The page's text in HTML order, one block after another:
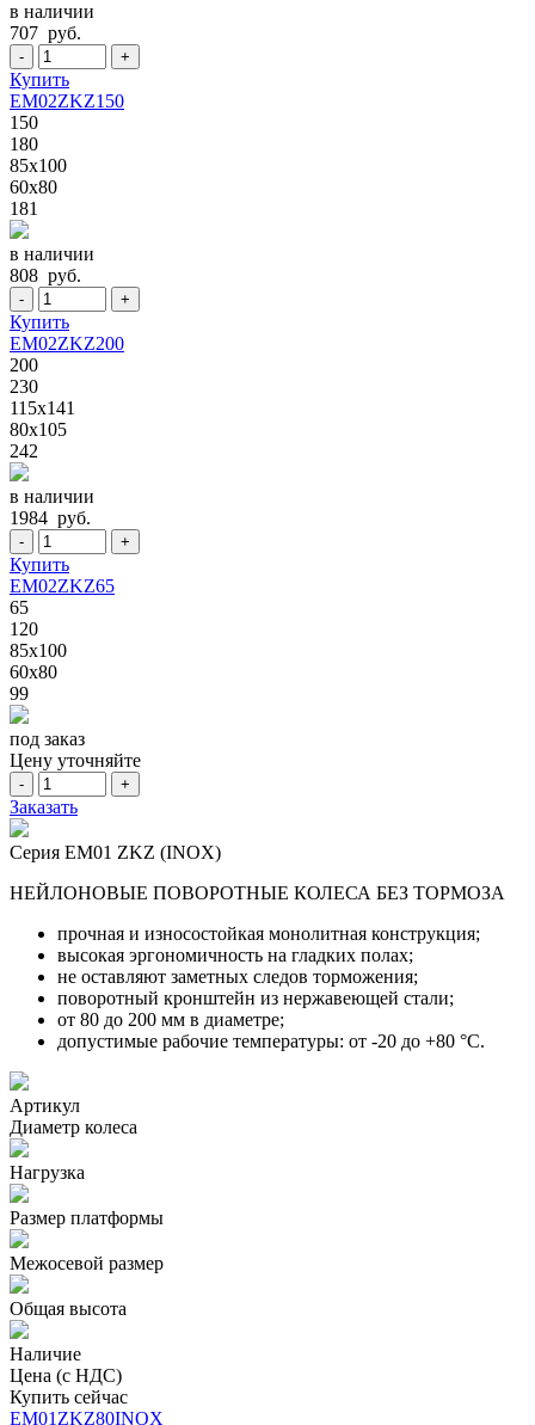
в наличии
707 руб.
- +
Купить
EM02ZKZ150
150
180
85x100
60x80
181
в наличии
808 руб.
- +
Купить
EM02ZKZ200
200
230
115x141
80x105
242
в наличии
1984 руб.
- +
Купить
EM02ZKZ65
65
120
85x100
60x80
99
под заказ
Цену уточняйте
- +
Заказать
Серия EM01 ZKZ (INOX)
НЕЙЛОНОВЫЕ ПОВОРОТНЫЕ КОЛЕСА БЕЗ ТОРМОЗА
прочная и износостойкая монолитная конструкция;
высокая эргономичность на гладких полах;
не оставляют заметных следов торможения;
поворотный кронштейн из нержавеющей стали;
от 80 до 200 мм в диаметре;
допустимые рабочие температуры: от -20 до +80 °С.
Артикул
Диаметр колеса
Нагрузка
Размер платформы
Межосевой размер
Общая высота
Наличие
Цена (с НДС)
Купить сейчас
EM01ZKZ80INOX